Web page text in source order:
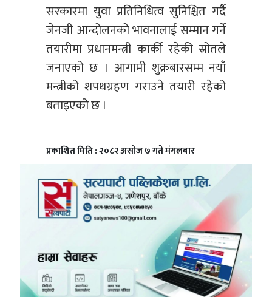
सरकारमा युवा प्रतिनिधित्व सुनिश्चित गर्दै
जेनजी आन्दोलनको भावनालाई सम्मान गर्ने
तयारीमा प्रधानमन्त्री कार्की रहेकी स्रोतले
जनाएको छ । आगामी शुक्रबारसम्म नयाँ
मन्त्रीको शपथग्रहण गराउने तयारी रहेको
बताइएको छ ।
प्रकाशित मिति : २०८२ असोज ७ गते मंगलबार